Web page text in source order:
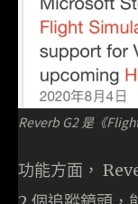
Reverb G2 是《
功能方面，